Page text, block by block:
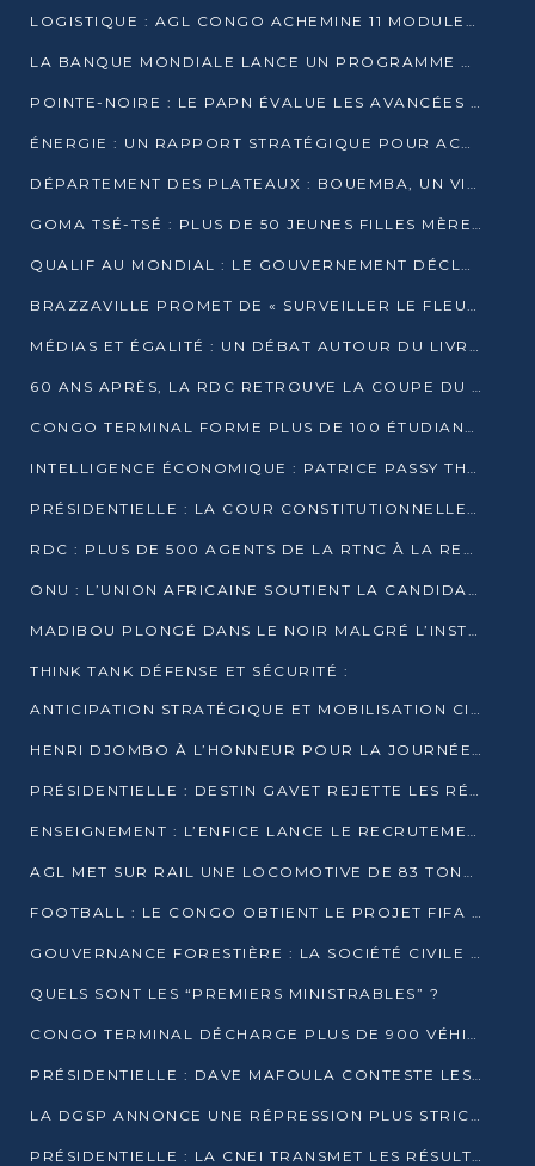
LOGISTIQUE : AGL CONGO ACHEMINE 11 MODULES GÉANTS JUSQU’À BRAZZAVILLE
LA BANQUE MONDIALE LANCE UN PROGRAMME DE 394 MILLIONS DE DOLLARS POUR LE BASSIN DU CONGO
POINTE-NOIRE : LE PAPN ÉVALUE LES AVANCÉES DU MÔLE EST
ÉNERGIE : UN RAPPORT STRATÉGIQUE POUR ACCÉLÉRER LA TRANSITION AU CONGO
DÉPARTEMENT DES PLATEAUX : BOUEMBA, UN VIVIER ÉCONOMIQUE PRÊT À EXPLOSER
GOMA TSÉ-TSÉ : PLUS DE 50 JEUNES FILLES MÈRES SENSIBILISÉES À LA SANTÉ SEXUELLE
QUALIF AU MONDIAL : LE GOUVERNEMENT DÉCLARE LA JOURNÉE DU 1ER AVRIL 2026 CHÔMÉE ET PAYÉE
BRAZZAVILLE PROMET DE « SURVEILLER LE FLEUVE » APRÈS LA QUALIFICATION DE LA RDC AU MONDIAL
MÉDIAS ET ÉGALITÉ : UN DÉBAT AUTOUR DU LIVRE « CES FEMMES QUI REPRENNENT LE POUVOIR SUR LEUR VIE »
60 ANS APRÈS, LA RDC RETROUVE LA COUPE DU MONDE
CONGO TERMINAL FORME PLUS DE 100 ÉTUDIANTS AUX TECHNIQUES D’EMBAUCHE
INTELLIGENCE ÉCONOMIQUE : PATRICE PASSY THÉORISE UNE STRATÉGIE ADAPTÉE AUX CONTEXTES FRAGMENTÉS
PRÉSIDENTIELLE : LA COUR CONSTITUTIONNELLE CONFIRME LA VICTOIRE DE SASSOU NGUESSO AVEC 94,90 % DES SUFFRAGES
RDC : PLUS DE 500 AGENTS DE LA RTNC À LA RETRAITE, UNE PAGE SE TOURNE
ONU : L’UNION AFRICAINE SOUTIENT LA CANDIDATURE DE MACKY SALL
MADIBOU PLONGÉ DANS LE NOIR MALGRÉ L’INSTALLATION D’UN NOUVEAU TRANSFORMATEUR
THINK TANK DÉFENSE ET SÉCURITÉ :
ANTICIPATION STRATÉGIQUE ET MOBILISATION CITOYENNE POUR NOTRE SOUVERAINETÉ NATIONALE
HENRI DJOMBO À L’HONNEUR POUR LA JOURNÉE MONDIALE DU THÉÂTRE
PRÉSIDENTIELLE : DESTIN GAVET REJETTE LES RÉSULTATS ET APPELLE À UN DIALOGUE NATIONAL
ENSEIGNEMENT : L’ENFICE LANCE LE RECRUTEMENT DE SA PREMIÈRE PROMOTION DE PROFESSEURS DES ÉCOLES
AGL MET SUR RAIL UNE LOCOMOTIVE DE 83 TONNES À POINTE-NOIRE
FOOTBALL : LE CONGO OBTIENT LE PROJET FIFA ARENA POUR SES 15 DÉPARTEMENTS
GOUVERNANCE FORESTIÈRE : LA SOCIÉTÉ CIVILE CONGOLAISE AFFICHE SES PRIORITÉS POUR 2026
QUELS SONT LES “PREMIERS MINISTRABLES” ?
CONGO TERMINAL DÉCHARGE PLUS DE 900 VÉHICULES EN QUELQUES HEURES
PRÉSIDENTIELLE : DAVE MAFOULA CONTESTE LES RÉSULTATS PROVISOIRES
LA DGSP ANNONCE UNE RÉPRESSION PLUS STRICTE CONTRE LES MOTO-TAXIS
PRÉSIDENTIELLE : LA CNEI TRANSMET LES RÉSULTATS PROVISOIRES À LA COUR CONSTITUTIONNELLE